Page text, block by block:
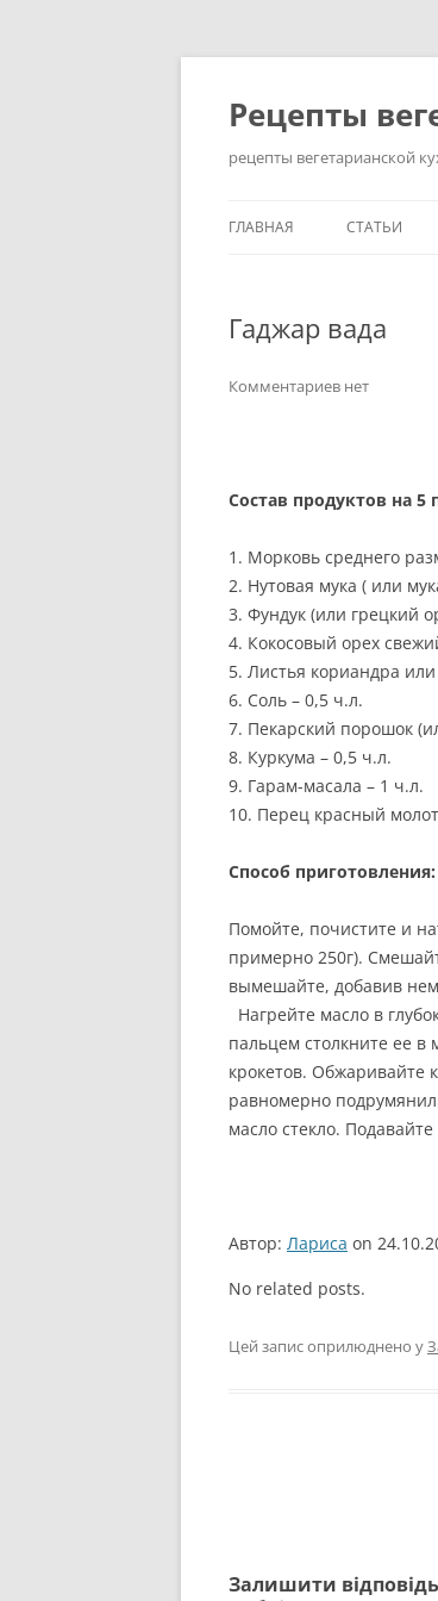
Перейти
Рецепты
рецепты вегетарианской
ГЛАВНАЯ СТАТЬИ
СТАДИЙ
ИЗВЕСТНЫЕ
Гаджар вада
Комментариев нет
Состав продуктов на 5
1. Морковь среднего
2. Нутовая мука ( или
3. Фундук (или грецкий
4. Кокосовый орех
5. Листья кориандра
6. Соль – 0,5 ч.л.
7. Пекарский порошок
8. Куркума – 0,5 ч.л.
9. Гарам-масала – 1 ч.л.
10. Перец красный
Способ приготовления:
Помойте, почистите и
примерно 250г).
вымешайте, добавив
Нагрейте масло в
пальцем столкните ее в
крокетов. Обжаривайте
равномерно
масло стекло.
Автор: Лариса on
No related posts.
Цей запис оприлюднено у
Залишити відповідь